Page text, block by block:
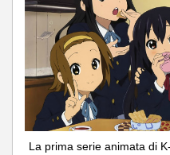
La prima serie animata di